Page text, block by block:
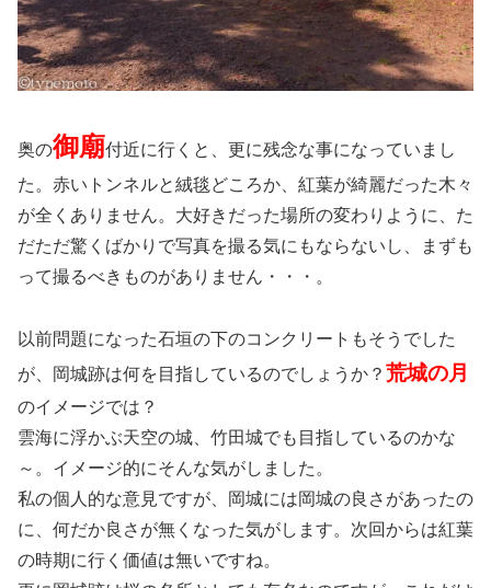
奥の御廟付近に行くと、更に残念な事になっていまし
た。赤いトンネルと絨毯どころか、紅葉が綺麗だった木々
が全くありません。大好きだった場所の変わりように、た
だただ驚くばかりで写真を撮る気にもならないし、まずも
って撮るべきものがありません・・・。
以前問題になった石垣の下のコンクリートもそうでした
が、岡城跡は何を目指しているのでしょうか？ 荒城の月
のイメージでは？
雲海に浮かぶ天空の城、竹田城でも目指しているのかな
～。イメージ的にそんな気がしました。
私の個人的な意見ですが、岡城には岡城の良さがあったの
に、何だか良さが無くなった気がします。次回からは紅葉
の時期に行く価値は無いですね。